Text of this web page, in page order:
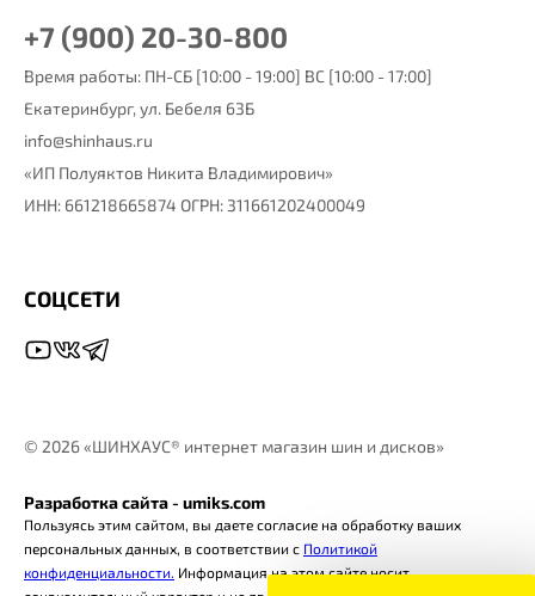
© 2026 «ШИНХАУС® интернет магазин шин и дисков»
+7 (900) 20-30-800
Время работы: ПН-СБ [10:00 - 19:00] ВС [10:00 - 17:00]
Екатеринбург, ул. Бебеля 63Б
info@shinhaus.ru
«ИП Полуяктов Никита Владимирович»
ИНН: 661218665874 ОГРН: 311661202400049
СОЦСЕТИ
Разработка сайта - umiks.com
Пользуясь этим сайтом, вы даете согласие на обработку ваших
персональных данных, в соответствии с Политикой
конфиденциальности. Информация на этом сайте носит